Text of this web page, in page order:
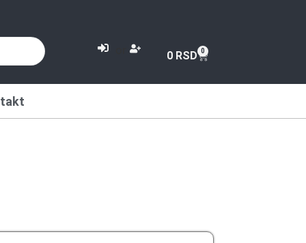
0 RSD 0